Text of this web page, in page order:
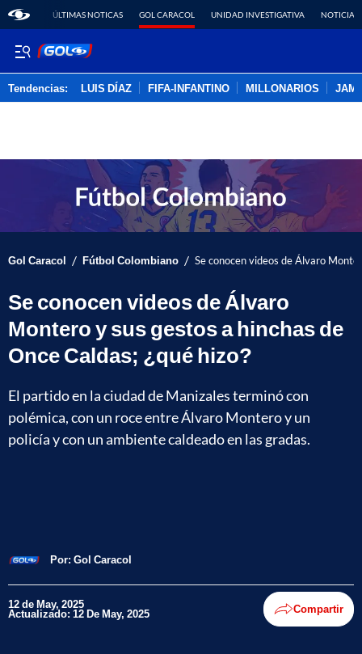
ÚLTIMAS NOTICAS GOL CARACOL UNIDAD INVESTIGATIVA NOTICIAS
Tendencias: LUIS DÍAZ FIFA-INFANTINO MILLONARIOS
Gol Caracol / Fútbol Colombiano / Se conocen videos de Álvaro
Se conocen videos de Álvaro
Montero y sus gestos a hinchas de
Once Caldas; ¿qué hizo?
El partido en la ciudad de Manizales terminó con
polémica, con un roce entre Álvaro Montero y un
policía y con un ambiente caldeado en las gradas.
Por: Gol Caracol
12 de May, 2025
Actualizado: 12 De May, 2025 Compartir